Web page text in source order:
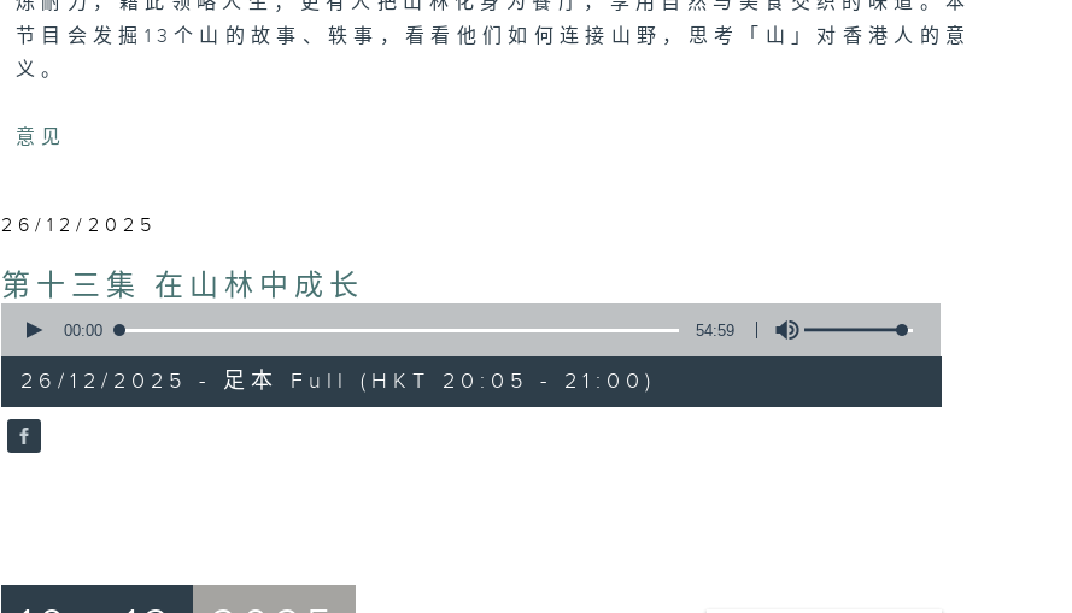
节目会发掘13个山的故事、轶事，看看他们如何连接山野，思考「山」对香港人的意
义。
意见
26/12/2025
第十三集 在山林中成长
seconds
54
minutes,
59
seconds
90%
00:00 54:59
26/12/2025 - 足本 Full (HKT 20:05 - 21:00)